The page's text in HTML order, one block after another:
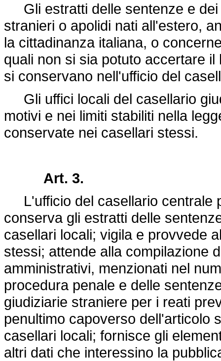
Gli estratti delle sentenze e dei
stranieri o apolidi nati all'estero,
la cittadinanza italiana, o
quali non si sia potuto accertare
si conservano nell'ufficio del
Gli uffici locali del casellario
motivi e nei limiti stabiliti nella
conservate nei casellari stessi.
Art. 3.
L'ufficio del casellario centrale
conserva gli estratti delle
casellari locali; vigila e provvede
stessi; attende alla compilazione
amministrativi, menzionati nel
procedura penale e delle
giudiziarie straniere per i reati
penultimo capoverso dell'articolo
casellari locali; fornisce gli
altri dati che interessino la